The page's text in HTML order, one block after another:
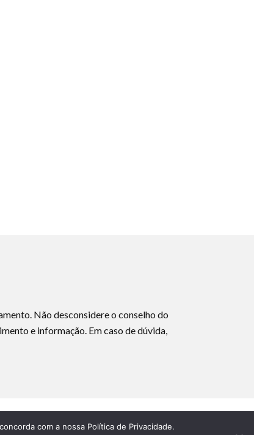
Não desconsidere o conselho do
e informação. Em caso de dúvida,
com a nossa Política de Privacidade.